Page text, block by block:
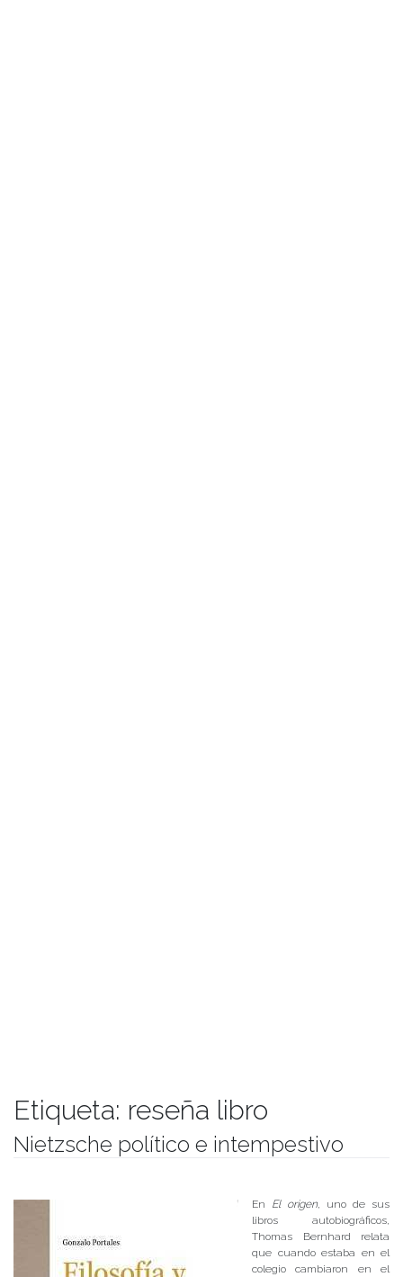
Etiqueta: reseña libro
Nietzsche político e intempestivo
En El origen, uno de sus
libros autobiográficos,
Thomas Bernhard relata
que cuando estaba en el
colegio cambiaron en el